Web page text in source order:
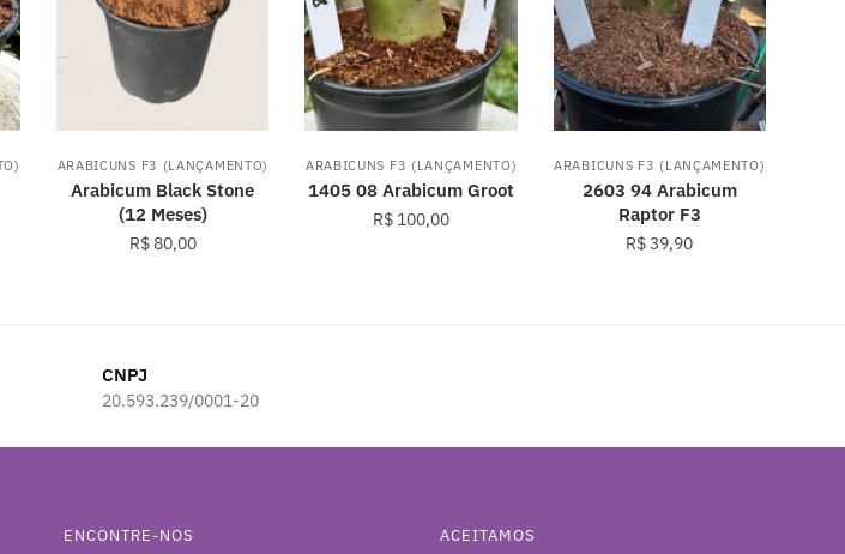
ARABICUNS F3 (LANÇAMENTO)
Arabicum Black Stone
(12 Meses)
R$80,00
ARABICUNS F3 (LANÇAMENTO)
1405 08 Arabicum Groot
R$ 100,00
ARABICUNS F3 (LANÇAMENTO)
2603 94 Arabicum
Raptor F3
R$39,90
CNPJ
20.593.239/0001-20
ENCONTRE-NOS ACEITAMOS